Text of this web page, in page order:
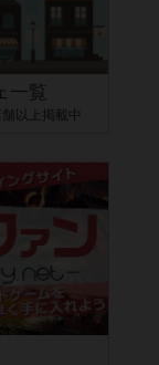
一覧
以上掲載中